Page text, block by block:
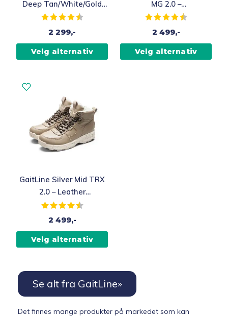
Deep Tan/White/Gold
Fritidssko, Dame
Karakter:
2 299,-
Velg alternativ
MG 2.0 –
Black/Black/Black
Vintersko, Dame / Herre
Karakter:
2 499,-
Velg alternativ
GaitLine Silver Mid TRX
2.0 – Leather
Khaki/Vanilla/Specles
Vintersko, Dame
Karakter:
2 499,-
Velg alternativ
Se alt fra GaitLine»
Det finnes mange produkter på markedet som kan